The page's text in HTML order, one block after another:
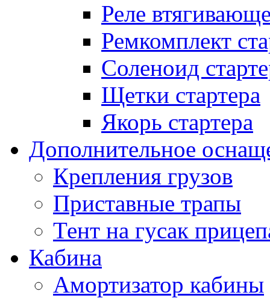
Реле
Ремкомплект
Соленоид
Щетки стартера
Якорь стартера
Дополнительное
Крепления грузов
Приставные трапы
Тент на гусак
Кабина
Амортизатор кабины